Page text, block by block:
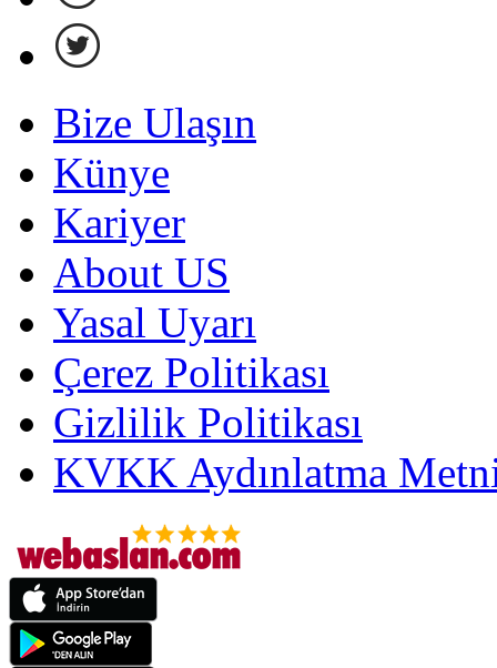
Bize Ulaşın
Künye
Kariyer
About US
Yasal Uyarı
Çerez Politikası
Gizlilik Politikası
KVKK Aydınlatma